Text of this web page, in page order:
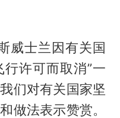
威士兰因有关国
许可而取消”一
们对有关国家坚
做法表示赞赏。